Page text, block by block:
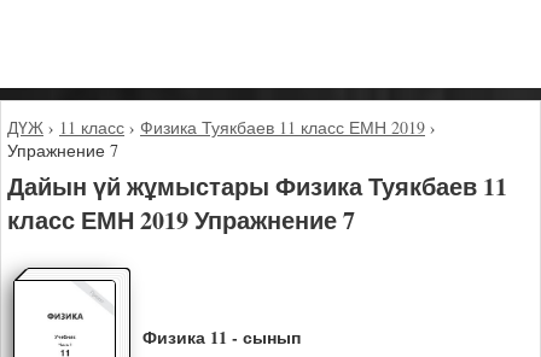
ДҮЖ › 11 класс › Физика Туякбаев 11 класс ЕМН 2019 ›
Упражнение 7
Дайын үй жұмыстары Физика Туякбаев 11
класс ЕМН 2019 Упражнение 7
Физика 11 - сынып